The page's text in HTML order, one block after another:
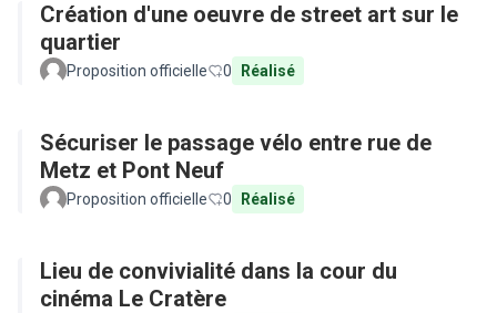
Création d'une oeuvre de street art sur le
quartier
Proposition officielle 0 Réalisé
Sécuriser le passage vélo entre rue de
Metz et Pont Neuf
Proposition officielle 0 Réalisé
Lieu de convivialité dans la cour du
cinéma Le Cratère